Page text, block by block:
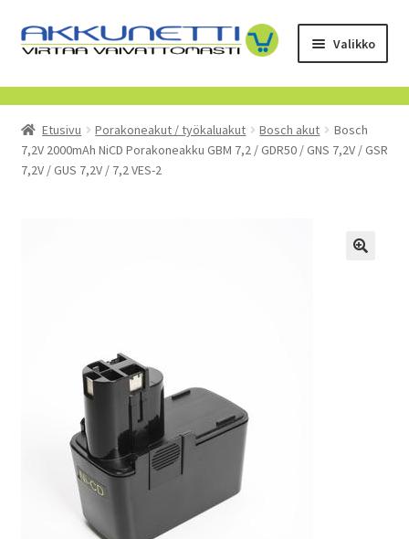
Siirry
navigointiin
Siirry
sisältöön
Valikko
Kauppa
Tietoa meistä
Etusivu Porakoneakut / työkaluakut Bosch akut
Bosch
7,2V 2000mAh NiCD Porakoneakku GBM 7,2 / GDR50 / GNS 7,2V / GSR
7,2V / GUS 7,2V / 7,2 VES-2